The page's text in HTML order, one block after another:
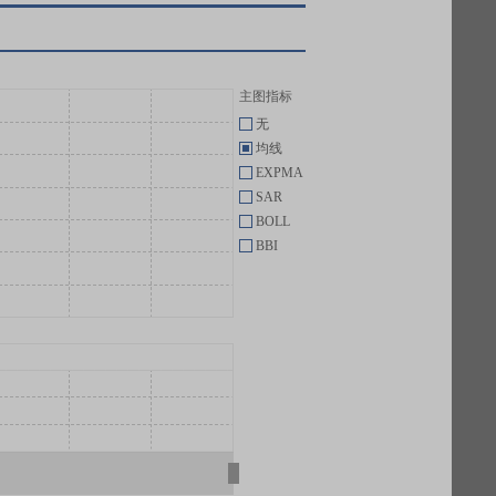
主图指标
无
均线
EXPMA
SAR
BOLL
BBI